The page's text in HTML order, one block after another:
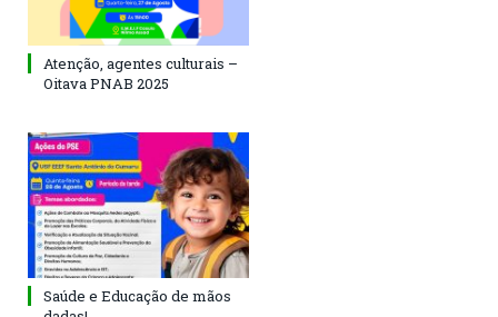
Atenção, agentes culturais –
Oitava PNAB 2025
Saúde e Educação de mãos